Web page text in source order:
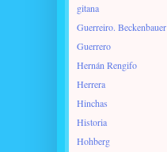
gitana
Guerreiro. Beckenbauer
Guerrero
Hernán Rengifo
Herrera
Hinchas
Historia
Hohberg